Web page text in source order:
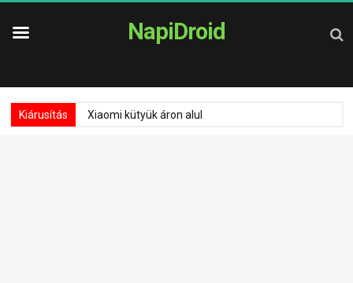
NapiDroid
Kiárusítás Xiaomi kütyük áron alul